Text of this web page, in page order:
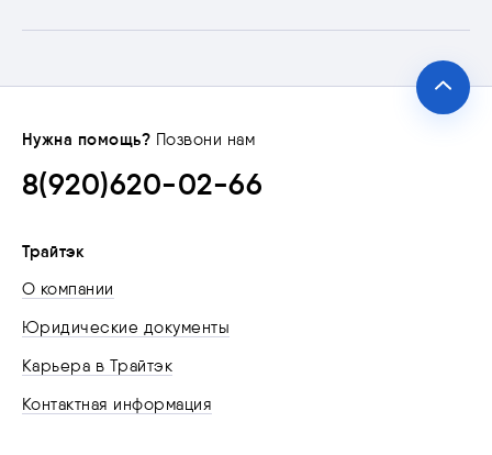
Нужна помощь? Позвони нам
8(920)620-02-66
Трайтэк
О компании
Юридические документы
Карьера в Трайтэк
Контактная информация